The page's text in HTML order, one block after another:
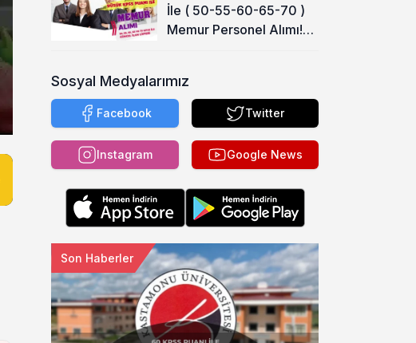
İle ( 50-55-60-65-70 )
Memur Personel Alımı!
Sosyal Medyalarımız
Facebook Twitter
Instagram Google News
Son Haberler